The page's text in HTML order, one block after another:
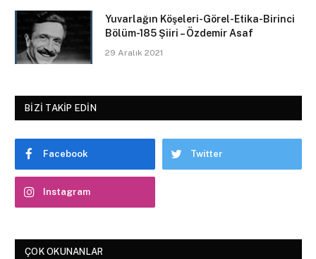
Yuvarlağın Köşeleri-Görel-Etika-Birinci
Bölüm-185 Şiiri – Özdemir Asaf
29 Aralık 2021
BIZI TAKIP EDIN
Facebook Twitter
Instagram
ÇOK OKUNANLAR